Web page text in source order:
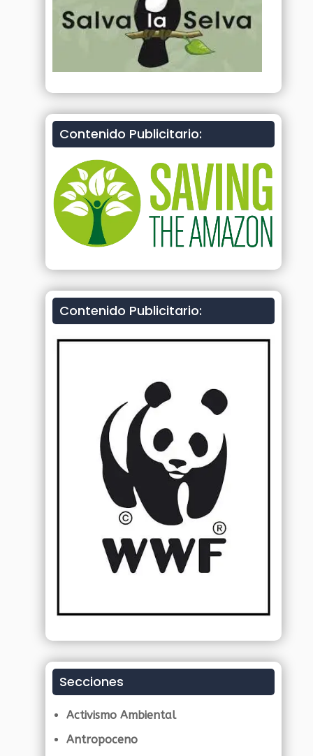
Contenido Publicitario:
Contenido Publicitario:
Secciones
Activismo Ambiental
Antropoceno